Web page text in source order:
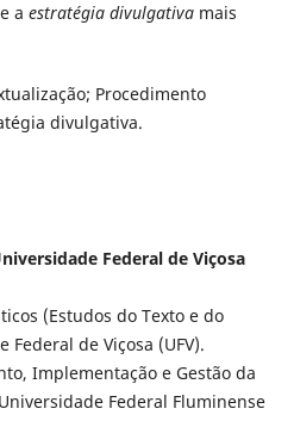
a estratégia divulgativamais
Procedimento
divulgativa.
Federal de Viçosa
(Estudos do Texto e do
de Viçosa (UFV).
Implementação e Gestão da
Federal Fluminense